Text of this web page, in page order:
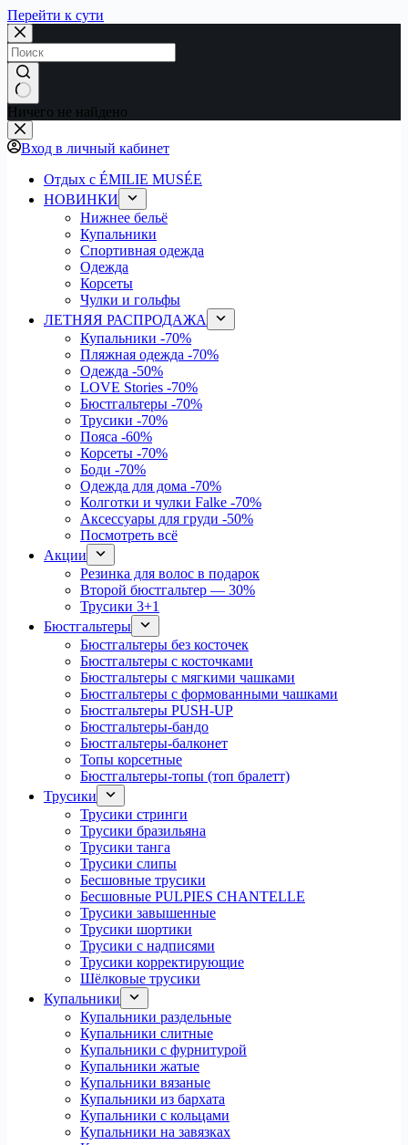
Перейти к сути
Ничего не найдено
Вход в личный кабинет
Отдых с ÉMILIE MUSÉE
НОВИНКИ
Нижнее бельё
Купальники
Спортивная одежда
Одежда
Корсеты
Чулки и гольфы
ЛЕТНЯЯ РАСПРОДАЖА
Купальники -70%
Пляжная одежда -70%
Одежда -50%
LOVE Stories -70%
Бюстгальтеры -70%
Трусики -70%
Пояса -60%
Корсеты -70%
Боди -70%
Одежда для дома -70%
Колготки и чулки Falke -70%
Аксессуары для груди -50%
Посмотреть всё
Акции
Резинка для волос в подарок
Второй бюстгальтер — 30%
Трусики 3+1
Бюстгальтеры
Бюстгальтеры без косточек
Бюстгальтеры с косточками
Бюстгальтеры с мягкими чашками
Бюстгальтеры с формованными чашками
Бюстгальтеры PUSH-UP
Бюстгальтеры-бандо
Бюстгальтеры-балконет
Топы корсетные
Бюстгальтеры-топы (топ бралетт)
Трусики
Трусики стринги
Трусики бразильяна
Трусики танга
Трусики слипы
Бесшовные трусики
Бесшовные PULPIES CHANTELLE
Трусики завышенные
Трусики шортики
Трусики с надписями
Трусики корректирующие
Шёлковые трусики
Купальники
Купальники раздельные
Купальники слитные
Купальники с фурнитурой
Купальники жатые
Купальники вязаные
Купальники из бархата
Купальники с кольцами
Купальники на завязках